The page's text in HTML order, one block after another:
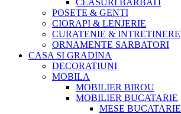
CEASURI BARBATI
POSETE & GENTI
CIORAPI & LENJERIE
CURATENIE & INTRETINERE
ORNAMENTE SARBATORI
CASA SI GRADINA
DECORATIUNI
MOBILA
MOBILIER BIROU
MOBILIER BUCATARIE
MESE BUCATARIE